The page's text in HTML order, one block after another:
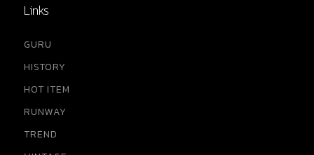
Links
GURU
HISTORY
HOT ITEM
RUNWAY
TREND